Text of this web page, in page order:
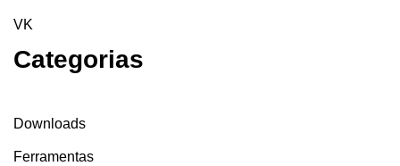
VK
Categorias
Downloads
Ferramentas